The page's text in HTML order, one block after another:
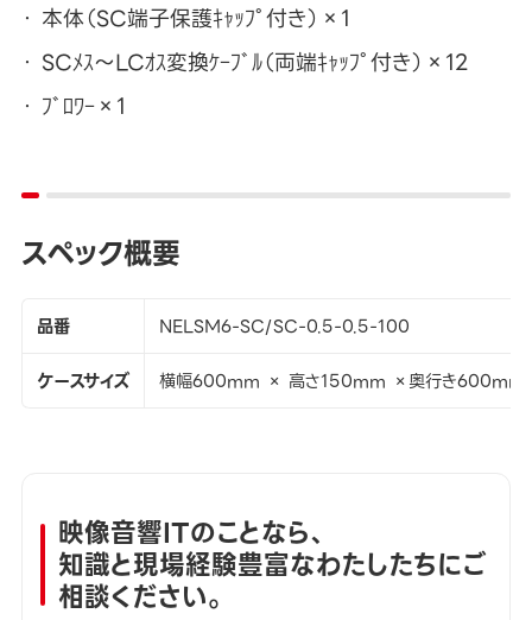
本体（SC端子保護ｷｬｯﾌﾟ付き）×1
SCﾒｽ～LCｵｽ変換ｹｰﾌﾞﾙ（両端ｷｬｯﾌﾟ付き）×12
ﾌﾞﾛﾜｰ×1
スペック概要
品番
NELSM6-SC/SC-0.5-0.5-100
ケースサイズ
横幅600mm × 高さ150mm ×奥行き600mm
映像音響ITのことなら、
知識と現場経験豊富なわたしたちにご
相談ください。